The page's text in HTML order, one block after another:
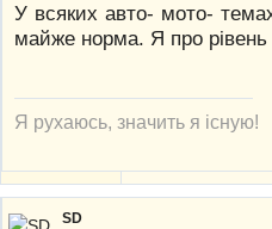
У всяких авто- мото-
майже норма. Я про рівень
Я рухаюсь, значить я існую!
SD